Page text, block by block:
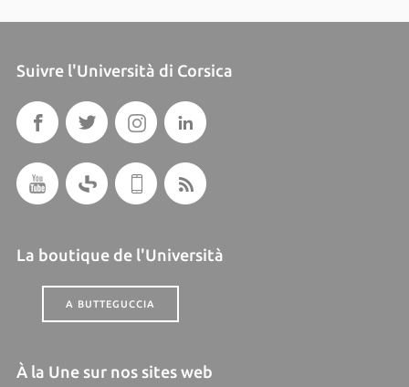
Suivre l'Università di Corsica
La boutique de l'Università
A BUTTEGUCCIA
À la Une sur nos sites web